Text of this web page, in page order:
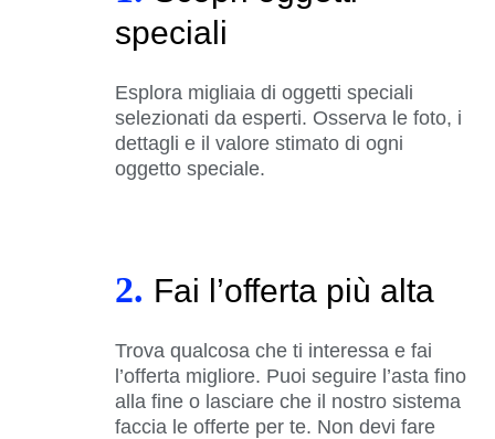
speciali
Esplora migliaia di oggetti speciali
selezionati da esperti. Osserva le foto, i
dettagli e il valore stimato di ogni
oggetto speciale.
2. Fai l’offerta più alta
Trova qualcosa che ti interessa e fai
l’offerta migliore. Puoi seguire l’asta fino
alla fine o lasciare che il nostro sistema
faccia le offerte per te. Non devi fare